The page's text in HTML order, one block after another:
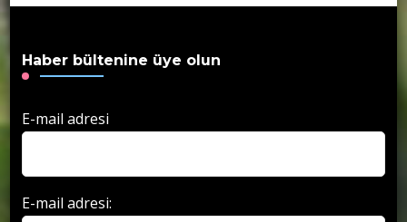
Haber bültenine üye olun
E-mail adresi
E-mail adresi: